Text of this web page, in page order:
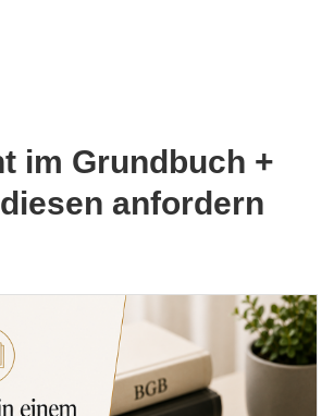
im Grundbuch +
anfordern